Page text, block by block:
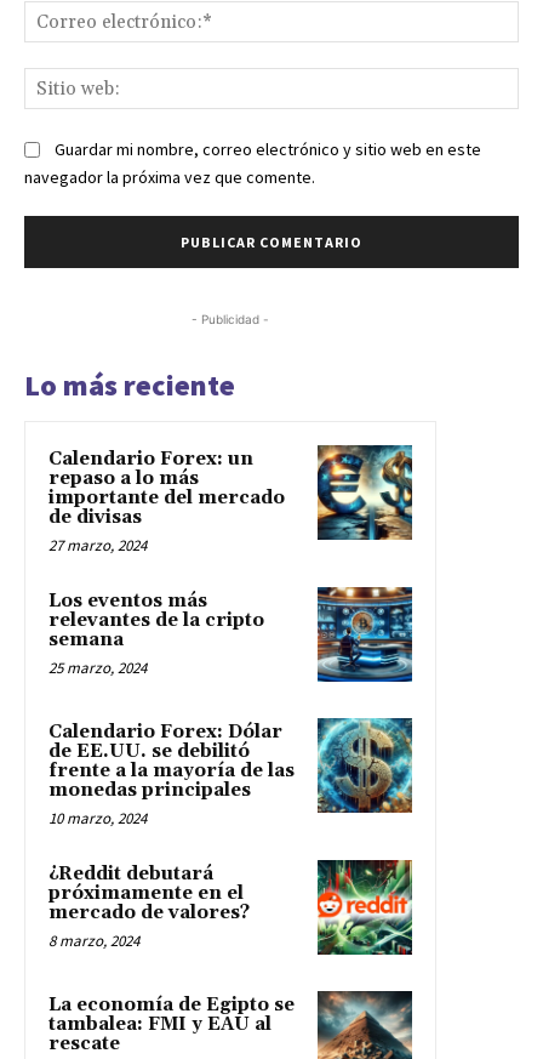
Guardar mi nombre, correo electrónico y sitio web en este
navegador la próxima vez que comente.
- Publicidad -
Lo más reciente
Calendario Forex: un
repaso a lo más
importante del mercado
de divisas
27 marzo, 2024
Los eventos más
relevantes de la cripto
semana
25 marzo, 2024
Calendario Forex: Dólar
de EE.UU. se debilitó
frente a la mayoría de las
monedas principales
10 marzo, 2024
¿Reddit debutará
próximamente en el
mercado de valores?
8 marzo, 2024
La economía de Egipto se
tambalea: FMI y EAU al
rescate